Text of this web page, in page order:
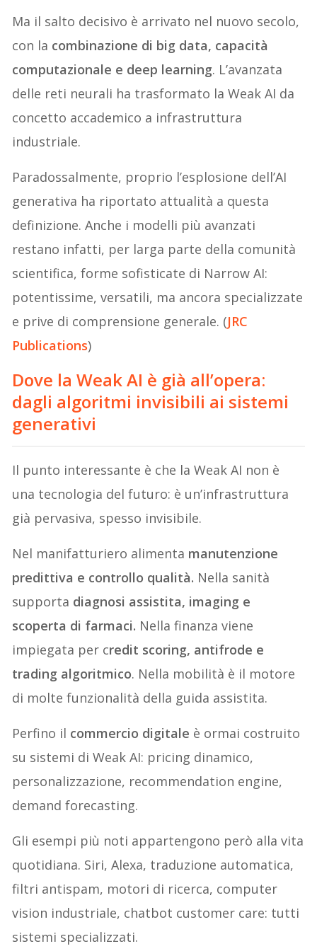
Ma il salto decisivo è arrivato nel nuovo secolo,
con la combinazione di big data, capacità
computazionale e deep learning. L’avanzata
delle reti neurali ha trasformato la Weak AI da
concetto accademico a infrastruttura
industriale.
Paradossalmente, proprio l’esplosione dell’AI
generativa ha riportato attualità a questa
definizione. Anche i modelli più avanzati
restano infatti, per larga parte della comunità
scientifica, forme sofisticate di Narrow AI:
potentissime, versatili, ma ancora specializzate
e prive di comprensione generale. (JRC
Publications)
Dove la Weak AI è già all’opera:
dagli algoritmi invisibili ai sistemi
generativi
Il punto interessante è che la Weak AI non è
una tecnologia del futuro: è un’infrastruttura
già pervasiva, spesso invisibile.
Nel manifatturiero alimenta manutenzione
predittiva e controllo qualità. Nella sanità
supporta diagnosi assistita, imaging e
scoperta di farmaci. Nella finanza viene
impiegata per credit scoring, antifrode e
trading algoritmico. Nella mobilità è il motore
di molte funzionalità della guida assistita.
Perfino il commercio digitale è ormai costruito
su sistemi di Weak AI: pricing dinamico,
personalizzazione, recommendation engine,
demand forecasting.
Gli esempi più noti appartengono però alla vita
quotidiana. Siri, Alexa, traduzione automatica,
filtri antispam, motori di ricerca, computer
vision industriale, chatbot customer care: tutti
sistemi specializzati.